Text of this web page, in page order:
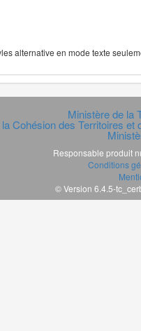
alternative en mode texte
Ministère de la
Cohésion des Territoires
Responsable produit
Conditions
© Version 6.4.5-